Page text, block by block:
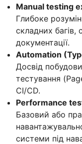
Manual testing
Глибоке
складних багів,
документації.
Automation
Досвід
тестування
CI/CD.
Performance
Базовий або
системи під